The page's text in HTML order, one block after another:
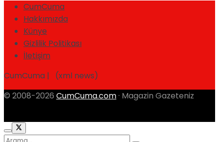
CumCuma
Hakkımızda
Künye
Gizlilik Politikası
İletişim
CumCuma | (xml news)
© 2008-2026 CumCuma.com · Magazin Gazeteniz